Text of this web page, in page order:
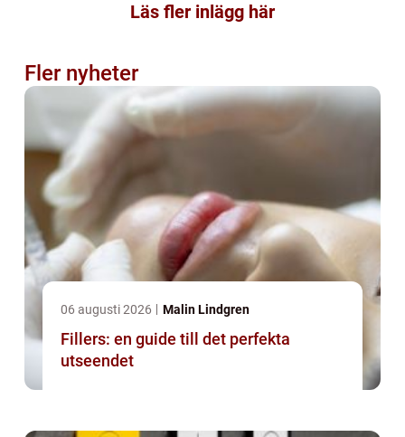
Läs fler inlägg här
Fler nyheter
06 augusti 2026 Malin Lindgren
Fillers: en guide till det perfekta
utseendet